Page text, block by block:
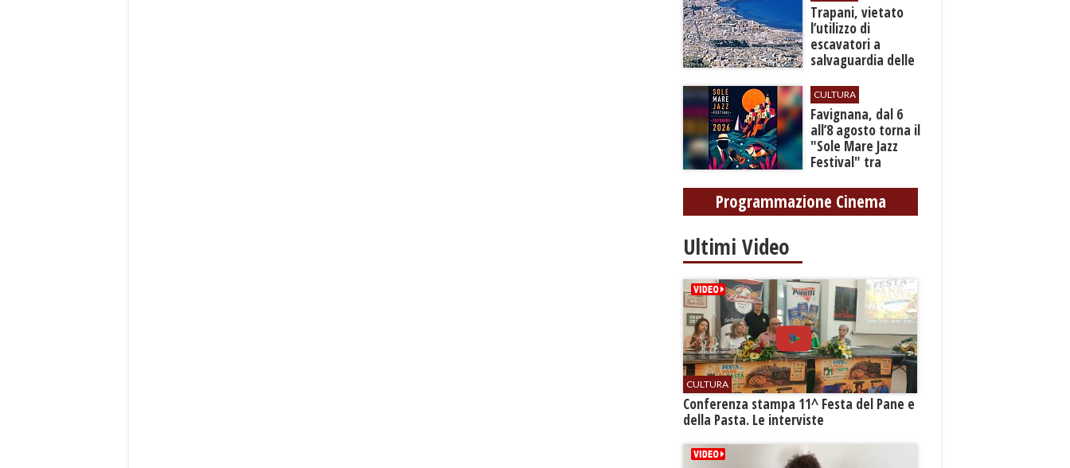
​Trapani, vietato
l’utilizzo di
escavatori a
salvaguardia delle
fognaria
CULTURA
Favignana, dal 6
all’8 agosto torna il
"Sole Mare Jazz
Festival" tra
cultura
Programmazione Cinema
Ultimi Video
CULTURA
Conferenza stampa 11^ Festa del Pane e
della Pasta. Le interviste